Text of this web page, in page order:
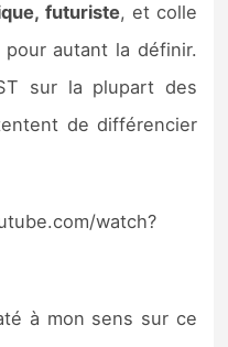
futuriste, et colle
autant la définir.
sur la plupart des
de différencier
watch?
à mon sens sur ce